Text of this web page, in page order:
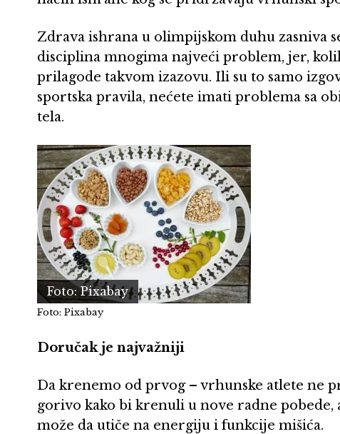
Zdrava ishrana u olimpijskom duhu zasniva
disciplina mnogima najveći problem, jer,
prilagode takvom izazovu. Ili su to samo
sportska pravila, nećete imati problema sa
tela.
Foto: Pixabay
Foto: Pixabay
Doručak je najvažniji
Da krenemo od prvog – vrhunske atlete ne
gorivo kako bi krenuli u nove radne
može da utiče na energiju i funkcije mišića.